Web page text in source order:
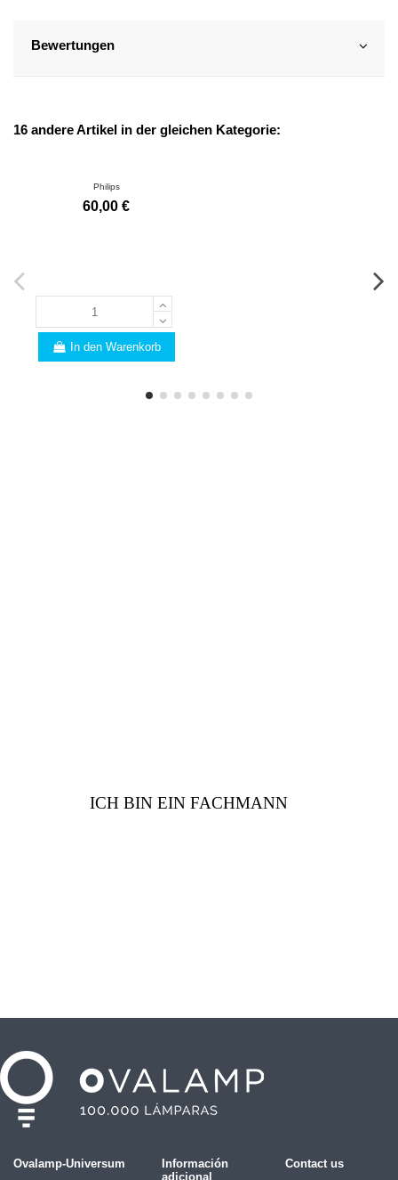
Bewertungen
16 andere Artikel in der gleichen Kategorie:
Philips
60,00 €
In den Warenkorb
ICH BIN EIN FACHMANN
Ovalamp-Universum
Información
adicional
Contact us